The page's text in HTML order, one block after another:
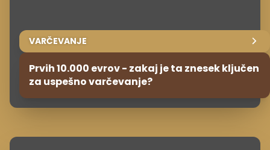
VARČEVANJE
Prvih 10.000 evrov - zakaj je ta znesek ključen
za uspešno varčevanje?